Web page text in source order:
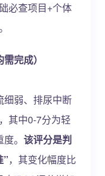
必查项目+个体
完成）
细弱、排尿中断
其中0-7分为轻
。 该评分是判
”，其变化幅度比